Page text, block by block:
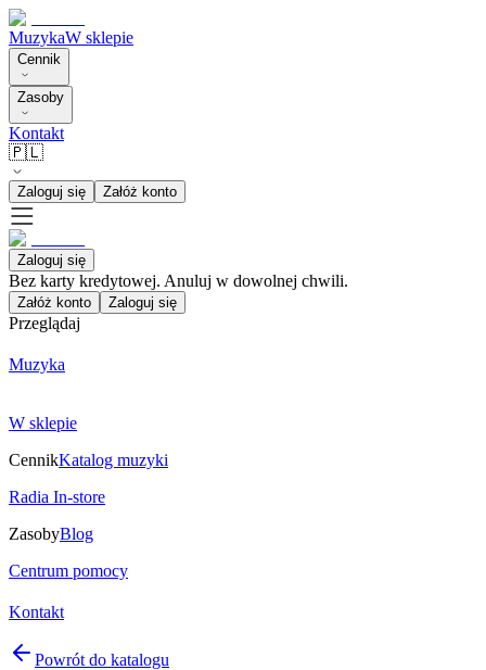
MuzykaW sklepie
Cennik
Zasoby
Kontakt
🇵🇱
Zaloguj się Załóż konto
Zaloguj się
Bez karty kredytowej. Anuluj w dowolnej chwili.
Załóż konto Zaloguj się
Przeglądaj
Muzyka
W sklepie
CennikKatalog muzyki
Radia In-store
ZasobyBlog
Centrum pomocy
Kontakt
Powrót do katalogu